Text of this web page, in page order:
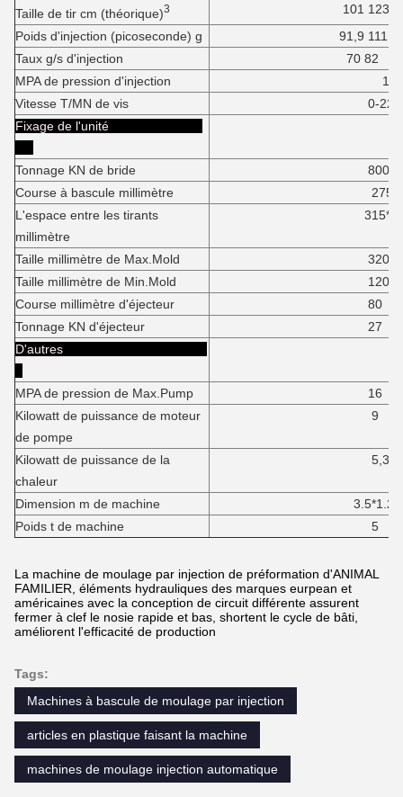
Taille de tir cm (théorique)3
101 123
Poids d'injection (picoseconde) g
91,9 111
Taux g/s d'injection
70 82
MPA de pression d'injection
16
Vitesse T/MN de vis
0-220
Fixage de l'unité
Tonnage KN de bride
800
Course à bascule millimètre
275
L'espace entre les tirants
millimètre
Taille millimètre de Max.Mold
320
Taille millimètre de Min.Mold
120
Course millimètre d'éjecteur
80
Tonnage KN d'éjecteur
27
D'autres
MPA de pression de Max.Pump
16
Kilowatt de puissance de moteur
de pompe
9
Kilowatt de puissance de la
chaleur
5,3
Dimension m de machine
Poids t de machine
5
La machine de moulage par injection de préformation d'ANIMAL
FAMILIER, éléments hydrauliques des marques eurpean et
américaines avec la conception de circuit différente assurent
fermer à clef le nosie rapide et bas, shortent le cycle de bâti,
améliorent l'efficacité de production
Tags:
Machines à bascule de moulage par injection
articles en plastique faisant la machine
machines de moulage injection automatique